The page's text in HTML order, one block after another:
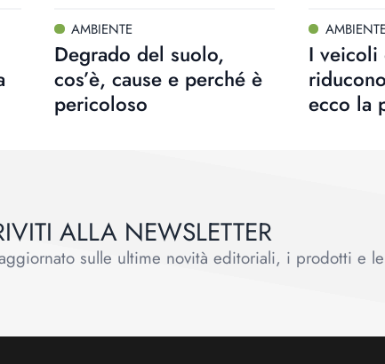
AMBIENTE
Degrado del suolo,
cos’è, cause e perché è
pericoloso
I veicoli
ecco la
ALLA NEWSLETTER
sulle ultime novità editoriali, i prodotti e